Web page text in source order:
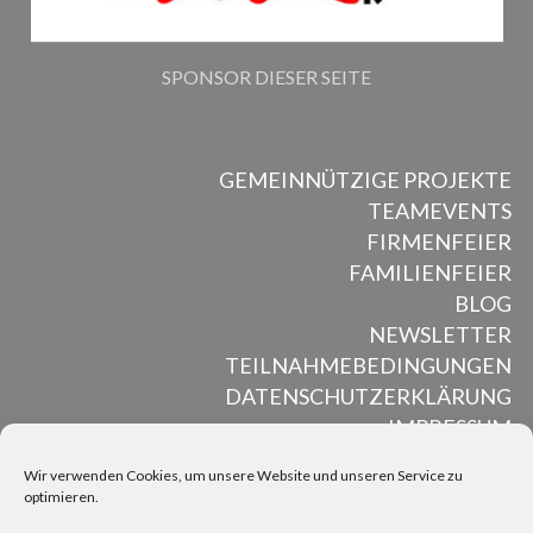
Wir verwenden Cookies, um unsere Website und unseren Service zu
optimieren.
SPONSOR DIESER SEITE
GEMEINNÜTZIGE PROJEKTE
TEAMEVENTS
FIRMENFEIER
FAMILIENFEIER
BLOG
NEWSLETTER
TEILNAHMEBEDINGUNGEN
DATENSCHUTZERKLÄRUNG
IMPRESSUM